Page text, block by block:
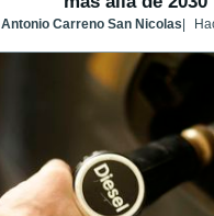
Antonio Carreno San Nicolas